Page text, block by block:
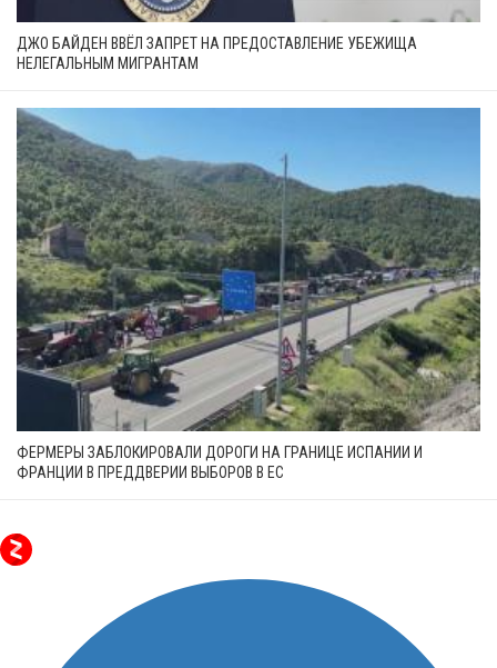
ДЖО БАЙДЕН ВВЁЛ ЗАПРЕТ НА ПРЕДОСТАВЛЕНИЕ УБЕЖИЩА
НЕЛЕГАЛЬНЫМ МИГРАНТАМ
ФЕРМЕРЫ ЗАБЛОКИРОВАЛИ ДОРОГИ НА ГРАНИЦЕ ИСПАНИИ И
ФРАНЦИИ В ПРЕДДВЕРИИ ВЫБОРОВ В ЕС